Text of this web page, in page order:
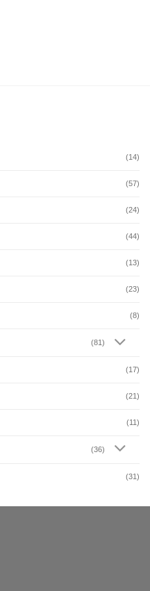
(14)
(57)
(24)
(44)
(13)
(23)
(8)
(81)
(17)
(21)
(11)
(36)
(31)